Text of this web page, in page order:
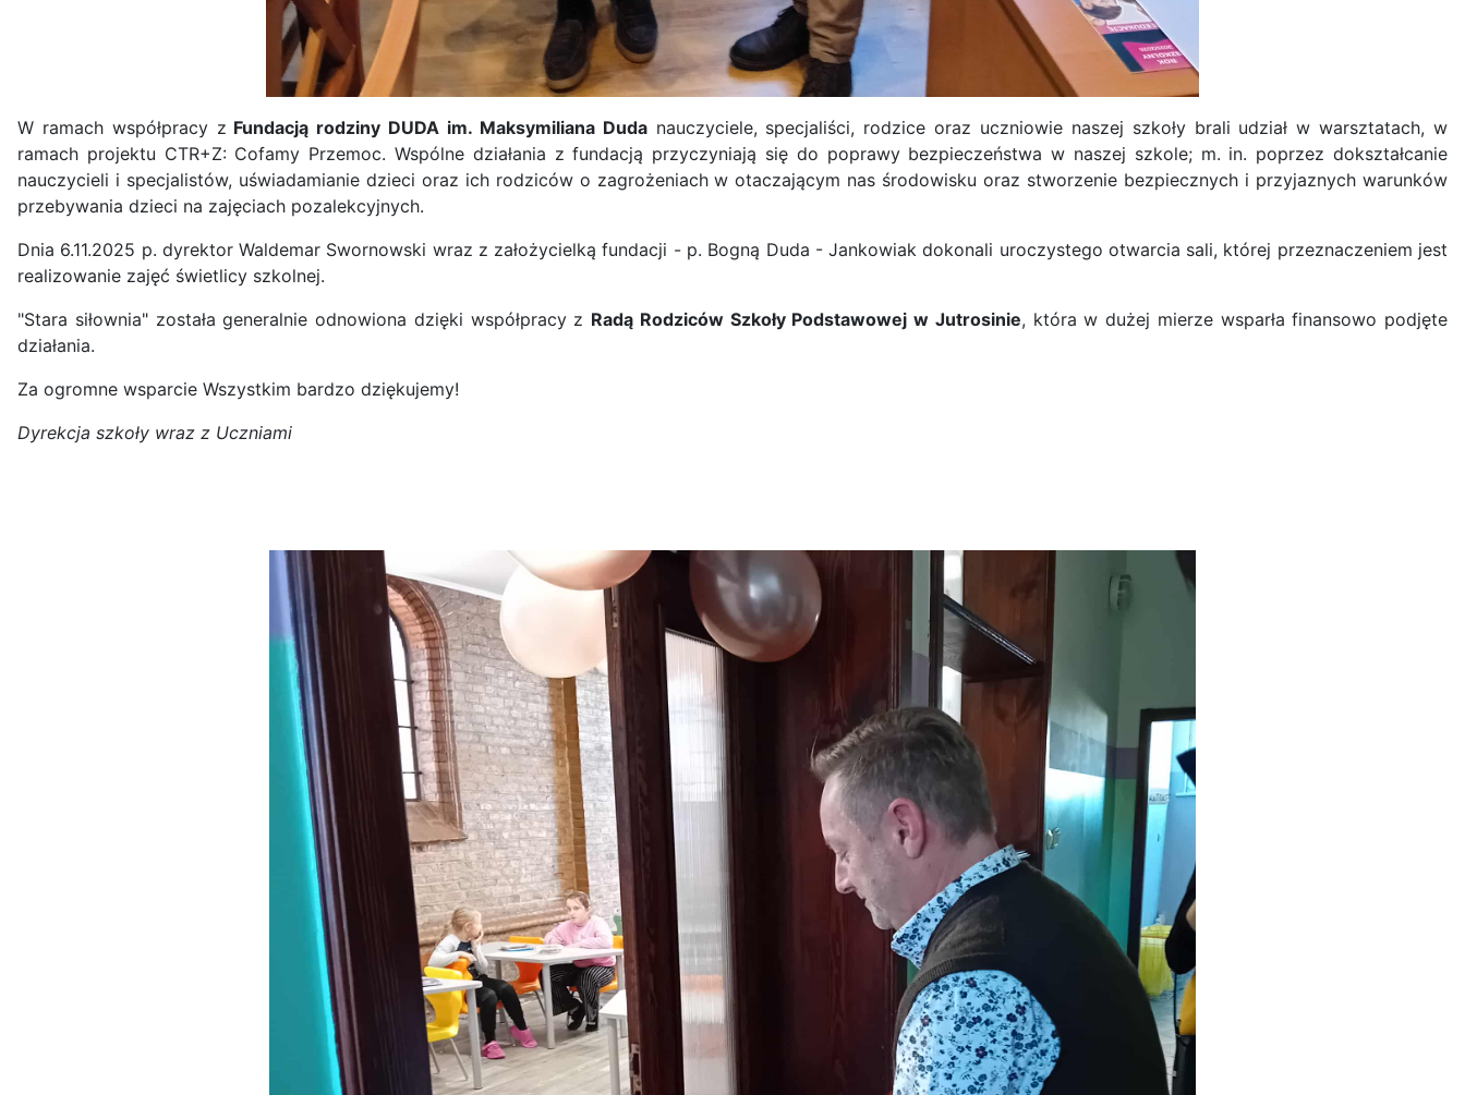
W ramach współpracy z Fundacją rodziny DUDA im. Maksymiliana Dudanauczyciele, specjaliści, rodzice oraz uczniowie naszej szkoły brali udział w warsztatach, w
ramach projektu CTR+Z: Cofamy Przemoc. Wspólne działania z fundacją przyczyniają się do poprawy bezpieczeństwa w naszej szkole; m. in. poprzez dokształcanie
nauczycieli i specjalistów, uświadamianie dzieci oraz ich rodziców o zagrożeniach w otaczającym nas środowisku oraz stworzenie bezpiecznych i przyjaznych warunków
przebywania dzieci na zajęciach pozalekcyjnych.
Dnia 6.11.2025 p. dyrektor Waldemar Swornowski wraz z założycielką fundacji - p. Bogną Duda - Jankowiak dokonali uroczystego otwarcia sali, której przeznaczeniem jest
realizowanie zajęć świetlicy szkolnej.
"Stara siłownia" została generalnie odnowiona dzięki współpracy z Radą Rodziców Szkoły Podstawowej w Jutrosinie, która w dużej mierze wsparła finansowo podjęte
działania.
Za ogromne wsparcie Wszystkim bardzo dziękujemy!
Dyrekcja szkoły wraz z Uczniami